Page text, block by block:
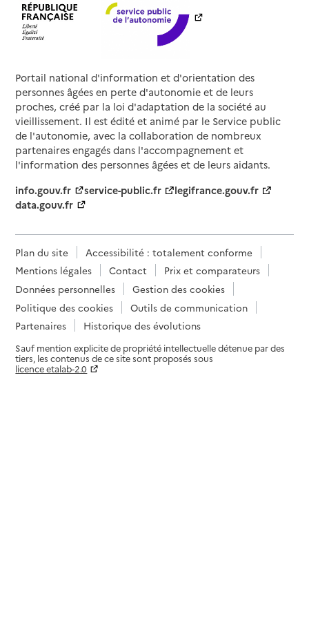
Portail national d'information et d'orientation des
personnes âgées en perte d'autonomie et de leurs
proches, créé par la loi d'adaptation de la société au
vieillissement. Il est édité et animé par le Service public
de l'autonomie, avec la collaboration de nombreux
partenaires engagés dans l'accompagnement et
l'information des personnes âgées et de leurs aidants.
info.gouv.fr
service-public.fr
legifrance.gouv.fr
data.gouv.fr
Plan du site
Accessibilité : totalement conforme
Mentions légales
Contact
Prix et comparateurs
Données personnelles
Gestion des cookies
Politique des cookies
Outils de communication
Partenaires
Historique des évolutions
Sauf mention explicite de propriété intellectuelle détenue par des
tiers, les contenus de ce site sont proposés sous
licence etalab-2.0